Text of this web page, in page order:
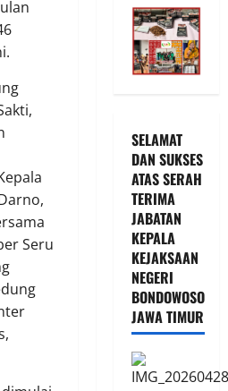
Seru
SELAMAT
DAN SUKSES
ATAS SERAH
TERIMA
JABATAN
KEPALA
KEJAKSAAN
NEGERI
BONDOWOSO
JAWA TIMUR